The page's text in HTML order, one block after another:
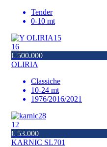
Tender
0-10 mt
16
€ 500.000
OLIRIA
Classiche
10-24 mt
1976/2016/2021
12
€ 53.000
KARNIC SL701